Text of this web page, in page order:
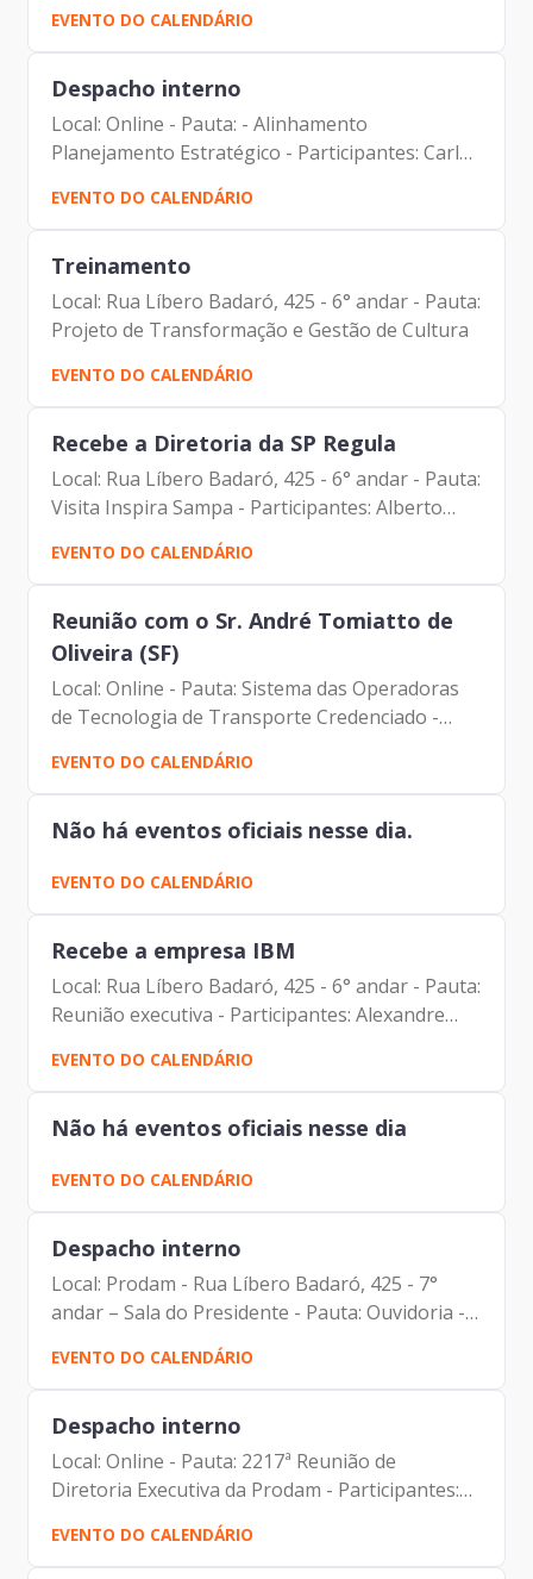
da Presidência e DPO) Carlos Roberto Ruas
Junior (Diretor de...
EVENTO DO CALENDÁRIO
Despacho interno
Local: Online - Pauta: - Alinhamento
Planejamento Estratégico - Participantes: Carlos
Roberto Ruas Junior (Diretor de Inovação e
Arquitetura Organizacional) Daniel Portilho
(Arte do Caminho) Johann...
EVENTO DO CALENDÁRIO
Treinamento
Local: Rua Líbero Badaró, 425 - 6° andar - Pauta:
Projeto de Transformação e Gestão de Cultura
EVENTO DO CALENDÁRIO
Recebe a Diretoria da SP Regula
Local: Rua Líbero Badaró, 425 - 6° andar - Pauta:
Visita Inspira Sampa - Participantes: Alberto
Campos Ribeiro (Assessor da Presidência da
Prodam) Carlos Roberto Ruas Junior (Diretor de
Inovação e...
EVENTO DO CALENDÁRIO
Reunião com o Sr. André Tomiatto de
Oliveira (SF)
Local: Online - Pauta: Sistema das Operadoras
de Tecnologia de Transporte Credenciado -
OTTC - Participantes: Andre Tomiatto de
Oliveira (SF) Aparecido Trindade de Melo
(Prodam) Carlos Alberto...
EVENTO DO CALENDÁRIO
Não há eventos oficiais nesse dia.
EVENTO DO CALENDÁRIO
Recebe a empresa IBM
Local: Rua Líbero Badaró, 425 - 6° andar - Pauta:
Reunião executiva - Participantes: Alexandre
Martino - Senior (zStack Technical Manager da
IBM) Catherine Furaste Fagundes (zStack Brazil
Director...
EVENTO DO CALENDÁRIO
Não há eventos oficiais nesse dia
EVENTO DO CALENDÁRIO
Despacho interno
Local: Prodam - Rua Líbero Badaró, 425 - 7°
andar – Sala do Presidente - Pauta: Ouvidoria -
Participantes: Johann Nogueira Dantas
(Diretor-Presidente) Sandra Mara T. Mello
Barreto (Gerente da...
EVENTO DO CALENDÁRIO
Despacho interno
Local: Online - Pauta: 2217ª Reunião de
Diretoria Executiva da Prodam - Participantes:
Carolina Magnani Hiromoto (Assessora Jurídica
da Presidência e DPO) Elias Fares Hadi (Diretor
EVENTO DO CALENDÁRIO